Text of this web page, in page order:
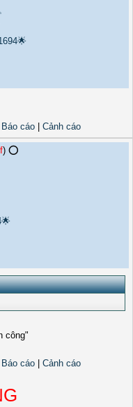
Báo cáo Cảnh cáo
) ⭕️
công"
Báo cáo
Cảnh cáo